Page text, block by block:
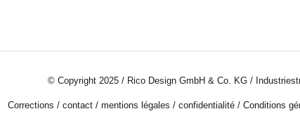
© Copyright 2025 / Rico Design GmbH & Co. KG /
Corrections / contact/ mentions légales / confidentialité/ Conditions